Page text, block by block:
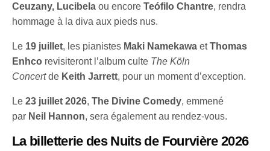
Ceuzany, Lucibela ou encoreTeófilo Chantre, rendra
hommage à la diva aux pieds nus.
Le 19 juillet, les pianistes Maki Namekawa etThomas
Enhco revisiteront l’album culte The Köln
Concertde Keith Jarrett, pour un moment d’exception.
Le23 juillet 2026,The Divine Comedy, emmené
par Neil Hannon, sera également au rendez-vous.
La billetterie des Nuits de Fourvière 2026